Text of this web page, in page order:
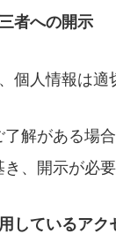
者への開示
個人情報は
了解がある場合
き、開示が必
しているアク